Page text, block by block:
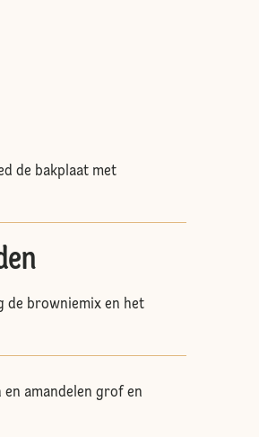
de bakplaat met
de browniemix en het
amandelen grof en